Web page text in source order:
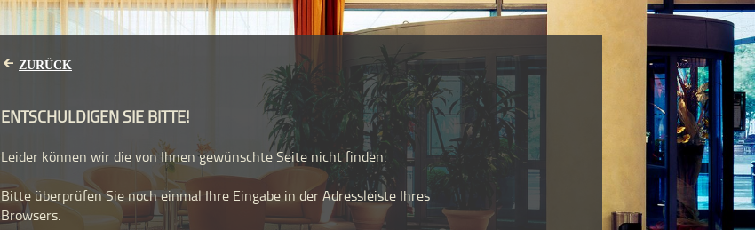
ZURÜCK
ENTSCHULDIGEN SIE BITTE!
Leider können wir die von Ihnen gewünschte Seite nicht finden.
Bitteüberprüfen Sie noch einmal Ihre Eingabe in der Adressleiste Ihres
Browsers.